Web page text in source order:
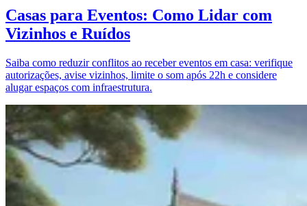
Casas para Eventos: Como Lidar com
Vizinhos e Ruídos
Saiba como reduzir conflitos ao receber eventos em casa: verifique
autorizações, avise vizinhos, limite o som após 22h e considere
alugar espaços com infraestrutura.